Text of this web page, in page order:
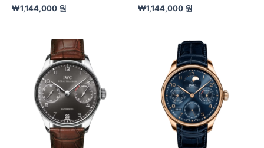
₩1,144,000 원 ₩1,144,000 원